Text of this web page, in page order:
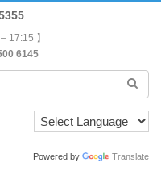
17:15 】
6145
Powered by Translate